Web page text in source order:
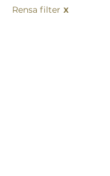
LARGE
Rensa filter X